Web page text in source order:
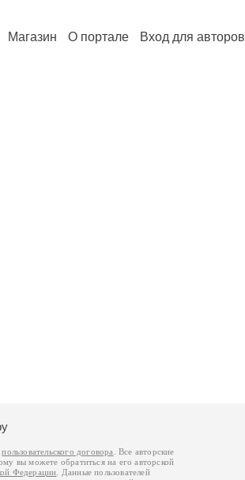
Магазин О портале Вход для авторов
пользовательского договора
. Все авторские
вы можете обратиться на его авторской
Федерации . Данные пользователей